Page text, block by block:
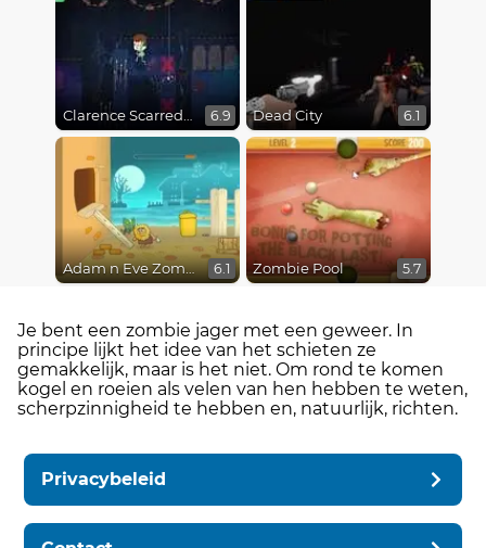
Clarence Scarred Silly 6.9 Dead City 6.1
Adam n Eve Zombies 6.1 Zombie Pool 5.7
Je bent een zombie jager met een geweer. In
principe lijkt het idee van het schieten ze
gemakkelijk, maar is het niet. Om rond te komen
kogel en roeien als velen van hen hebben te weten,
scherpzinnigheid te hebben en, natuurlijk, richten.
Privacybeleid